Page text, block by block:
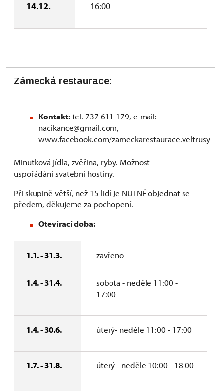
14.12.
16:00
Zámecká restaurace:
Kontakt:tel. 737 611 179, e-mail:
nacikance@gmail.com,
www.facebook.com/zameckarestaurace.veltrusy
Minutková jídla, zvěřina, ryby. Možnost
uspořádání svatební hostiny.
Při skupině větší, než 15 lidí je NUTNÉ objednat se
předem, děkujeme za pochopení.
Otevírací doba:
1.1. - 31.3. zavřeno
1.4. - 31.4.
sobota - neděle 11:00 -
17:00
1.4. - 30.6. úterý- neděle 11:00 - 17:00
1.7. - 31.8. úterý - neděle 10:00 - 18:00